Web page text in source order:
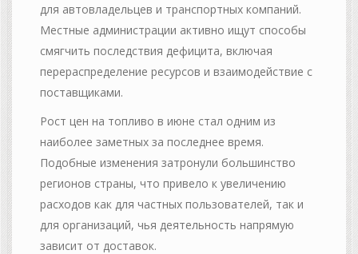
для автовладельцев и транспортных компаний.
Местные администрации активно ищут способы
смягчить последствия дефицита, включая
перераспределение ресурсов и взаимодействие с
поставщиками.
Рост цен на топливо в июне стал одним из
наиболее заметных за последнее время.
Подобные изменения затронули большинство
регионов страны, что привело к увеличению
расходов как для частных пользователей, так и
для организаций, чья деятельность напрямую
зависит от доставок.